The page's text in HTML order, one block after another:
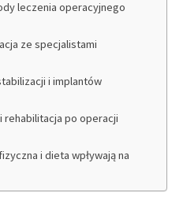
leczenia operacyjnego
ze specjalistami
i implantów
rehabilitacja po operacji
i dieta wpływają na